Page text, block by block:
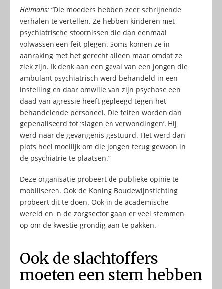
Heimans: “Die moeders hebben zeer schrijnende
verhalen te vertellen. Ze hebben kinderen met
psychiatrische stoornissen die dan eenmaal
volwassen een feit plegen. Soms komen ze in
aanraking met het gerecht alleen maar omdat ze
ziek zijn. Ik denk aan een geval van een jongen die
ambulant psychiatrisch werd behandeld in een
instelling en daar omwille van zijn psychose een
daad van agressie heeft gepleegd tegen het
behandelende personeel. Die feiten worden dan
gepenaliseerd tot ‘slagen en verwondingen’. Hij
werd naar de gevangenis gestuurd. Het werd dan
plots heel moeilijk om die jongen terug gewoon in
de psychiatrie te plaatsen.”
Deze organisatie probeert de publieke opinie te
mobiliseren. Ook de Koning Boudewijnstichting
probeert dit te doen. Ook in de academische
wereld en in de zorgsector gaan er veel stemmen
op om de kwestie grondig aan te pakken.
Ook de slachtoffers
moeten een stem hebben